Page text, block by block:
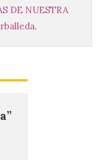
DE NUESTRA
.